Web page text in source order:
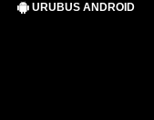
URUBUS ANDROID